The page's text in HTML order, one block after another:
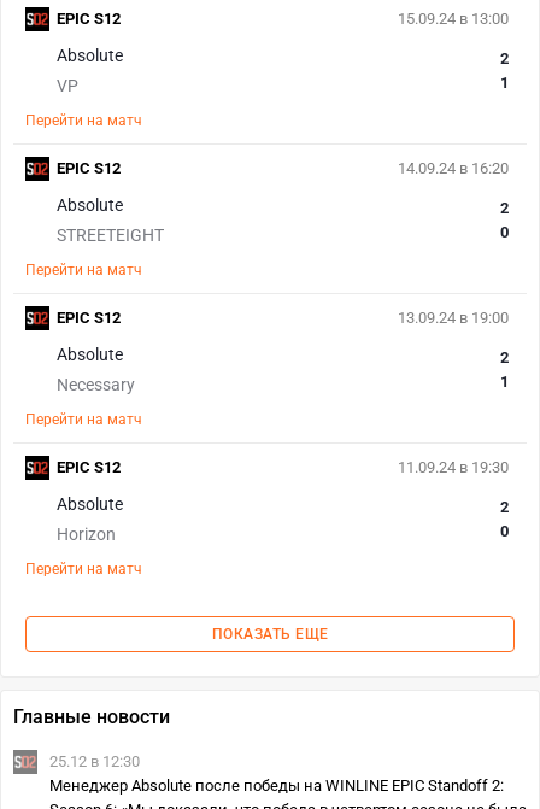
15.09.24 в 13:00
Absolute
VP
2
1
Перейти на матч
EPIC S12
14.09.24 в 16:20
Absolute
STREETEIGHT
2
0
Перейти на матч
EPIC S12
13.09.24 в 19:00
Absolute
Necessary
2
1
Перейти на матч
EPIC S12
11.09.24 в 19:30
Absolute
Horizon
2
0
Перейти на матч
EPIC S12
ПОКАЗАТЬ ЕЩЕ
Главные новости
25.12 в 12:30
Менеджер Absolute после победы на WINLINE EPIC Standoff 2: